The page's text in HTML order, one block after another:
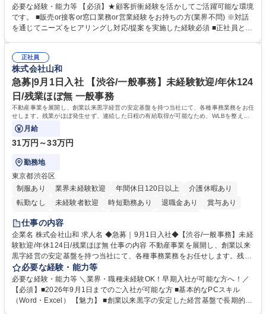
ーション、お客様対応 ■窓口にて、ご来店された個人のお客様に対して金
融商品のご提案 ■効率的な事務運用の検討・構築等 ≪業務紹介：ご応募前
に必ずご覧ください≫ ※記事 https://www.mysite.bk.mufg.jp/career/circle/
必要な経験・能力等 【必須】★顧客折衝経験を活かしてご活躍可能な環境
です。 ■販売or接客or窓口業務or営業経験をお持ちの方(業界不問) ※対話
を通じてニーズをヒアリングし対応/提案を実施した経験必須 ■正社員とし
るので安心して入行いただけます。 幅広いキャリアの選択肢があり、公募
や社内副業等を活用し、 一人ひとりが挑戦できるカルチャーが浸透してい
ます。 学歴・資格 学歴：大学院 大学 高専 短大 専修学校 高校 語学力：
資格：
正社員
株式会社山和
急募|9月1日入社 【渋谷/一般事務】未経験歓迎/年休124
日/残業ほぼ無 一般事務
不動産事業を展開し、創業以来黒字経営の安定基盤を持つ当社にて、各種事務業務をお任
せします。残業がほぼ発生せず、連続した日程の有給取得が可能なため、WLBを整えた
い方にお勧めの環境です！
月給
31万円～33万円
勤務地
東京都渋谷区
制服あり
業界未経験歓迎 年間休日120日以上
介護休暇あり
転勤なし
未経験者歓迎 時短勤務あり 退職金あり
賞与あり
育休あり
完全週休2日制
仕事の内容
企業名 株式会社山和 求人名 ◆急募｜9月1日入社◆【渋谷/一般事務】未経
験歓迎/年休124日/残業ほぼ無 仕事の内容 不動産事業を展開し、創業以来
黒字経営の安定基盤を持つ当社にて、各種事務業務をお任せします。残業
がほぼ発生せず、連続した日程の有給取得が可能なため、WLBを整えたい
方にお勧めの環境です！ 入社後はOJTを通じて丁寧に研修を行いますの
で、事務未経験の方でも安心して臨むことができます。 【業務詳細】■電
話・来客対応 ■物件の鍵や社内の備品管理 ■データ入力や書類作成 ■契約
必要な経験・能力等
必要な経験・能力等 ＼業界・職種未経験OK！早期入社が可能な方へ！／
【必須】■2026年9月1日までのご入社が可能な方 ■基本的なPCスキル
（Word・Excel） 【魅力】 ■創業以来黒字の安定した経営基盤で長期的に